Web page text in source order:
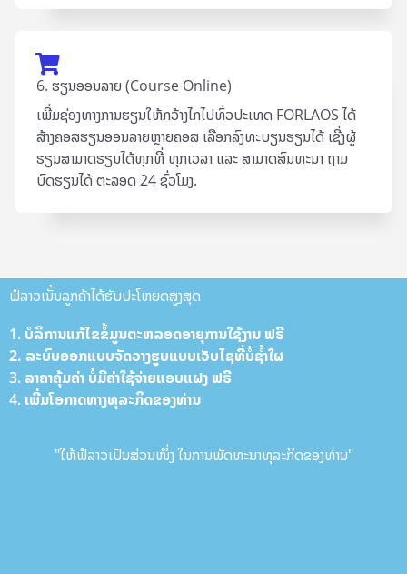
6. ຮຽນອອນລາຍ (Course Online)
ເພີ່ມຊ່ອງທາງການຮຽນໃຫ້ກວ້າງໄກໄປທົ່ວປະເທດ FORLAOS ໄດ້
ສ້າງຄອສຮຽນອອນລາຍຫຼາຍຄອສ ເລືອກລົງທະບຽນຮຽນໄດ້ ເຊີ່ງຜູ້
ຮຽນສາມາດຮຽນໄດ້ທຸກທີ່ ທຸກເວລາ ແລະ ສາມາດສົນທະນາ ຖາມ
ບົດຮຽນໄດ້ ຕະລອດ 24 ຊົ່ວໂມງ.
ຟໍລາວເນັ້ນລູກຄ້າໄດ້ຮັບປະໂຫຍດສູງສຸດ
1. ບໍລິການ​ແກ້​ໄຂ​ຂໍ້​ມູນ​ຕະຫລອດ​ອາ​ຍຸການ​ໃຊ້​ງານ ຟ​ຣີ
2. ລະບົບ​ອອກ​ແບບ​ຈັດ​ວາງ​ຮູບ​ແບບ​ເວັບ​ໄຊທີ່​ບໍ່​ຊ້ຳ​ໃຜ
3. ລາ​ຄາ​ຄຸ້ມ​ຄ່າ ບໍ່​ມີ​ຄ່າ​ໃຊ້​ຈ່າຍ​ແອບ​ແຝງ ຟ​ຣີ
4. ເພີ່ມ​ໂອ​ກາດ​ທາງ​ທຸລະກິດຂອງທ່ານ
"ໃຫ້ຟໍລາວເປັນສ່ວນໜຶ່ງ ໃນການພັດທະນາທຸລະກິດຂອງທ່ານ"